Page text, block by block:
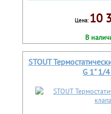
Цена: 10
В
STOUT
G 1" 1/